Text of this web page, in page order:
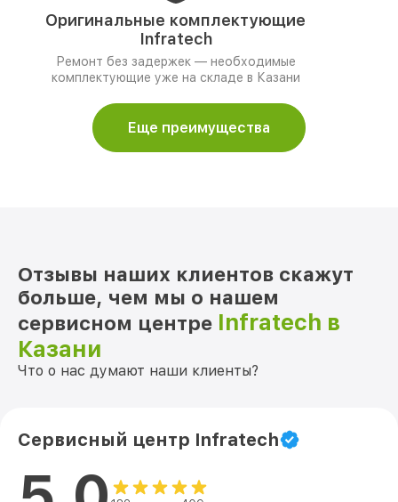
Оригинальные комплектующие
Infratech
Ремонт без задержек — необходимые
комплектующие уже на складе в Казани
Еще преимущества
Отзывы наших клиентов скажут
больше, чем мы о нашем
сервисном центре Infratech в
Казани
Что о нас думают наши клиенты?
Сервисный центр Infratech